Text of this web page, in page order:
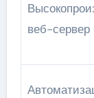
веб-